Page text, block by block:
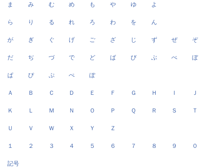
ま み む め も や ゆ よ
ら り る れ ろ わ を ん
が ぎ ぐ げ ご ざ じ ず ぜ ぞ
だ ぢ づ で ど ば び ぶ べ ぼ
ぱ ぴ ぷ ぺ ぽ
Ａ Ｂ Ｃ Ｄ Ｅ Ｆ Ｇ Ｈ Ｉ Ｊ
Ｋ Ｌ Ｍ Ｎ Ｏ Ｐ Ｑ Ｒ Ｓ Ｔ
Ｕ Ｖ Ｗ Ｘ Ｙ Ｚ
１ ２ ３ ４ ５ ６ ７ ８ ９ ０
記号